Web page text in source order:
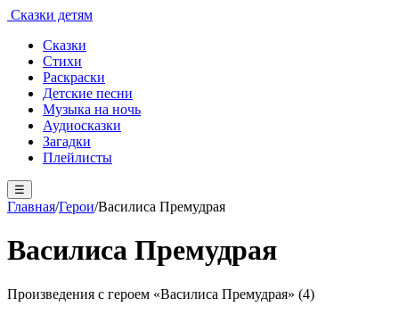
Сказки детям
Сказки
Стихи
Раскраски
Детские песни
Музыка на ночь
Аудиосказки
Загадки
Плейлисты
☰
Главная/Герои/Василиса Премудрая
Василиса Премудрая
Произведения с героем «Василиса Премудрая» (4)